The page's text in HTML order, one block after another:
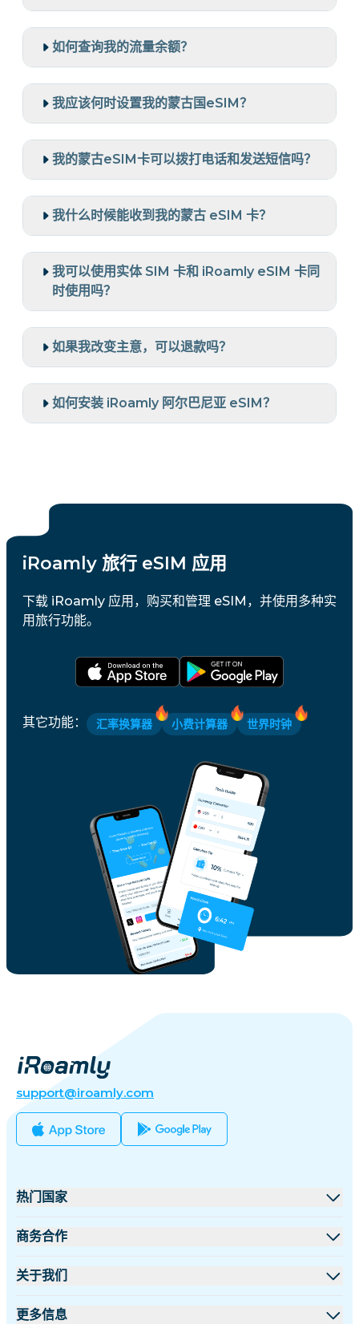
如何查询我的流量余额？
我应该何时设置我的蒙古国eSIM？
我的蒙古eSIM卡可以拨打电话和发送短信吗？
我什么时候能收到我的蒙古 eSIM 卡？
我可以使用实体 SIM 卡和 iRoamly eSIM 卡同
时使用吗？
如果我改变主意，可以退款吗？
如何安装 iRoamly 阿尔巴尼亚 eSIM？
iRoamly 旅行 eSIM 应用
下载 iRoamly 应用，购买和管理 eSIM，并使用多种实
用旅行功能。
其它功能： 汇率换算器 小费计算器 世界时钟
support@iroamly.com
热门国家
美国
法国
商务合作
批发平台
关于我们
关于 iRoamly
更多信息